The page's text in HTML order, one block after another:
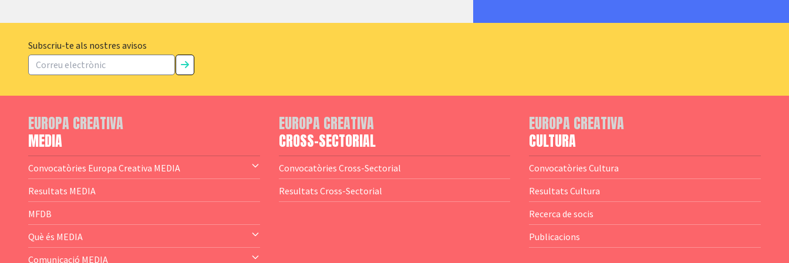
Subscriu-te als nostres avisos
EUROPA CREATIVA
MEDIA
Convocatòries Europa Creativa MEDIA
— Content Cluster
— Business Cluster
— Audience Cluster
— Altres
Resultats MEDIA
MFDB
Què és MEDIA
— El subprograma MEDIA
Comunicació MEDIA
EUROPA CREATIVA
CROSS-SECTORIAL
Convocatòries Cross-Sectorial
Resultats Cross-Sectorial
EUROPA CREATIVA
CULTURA
Convocatòries Cultura
Resultats Cultura
Recerca de socis
Publicacions